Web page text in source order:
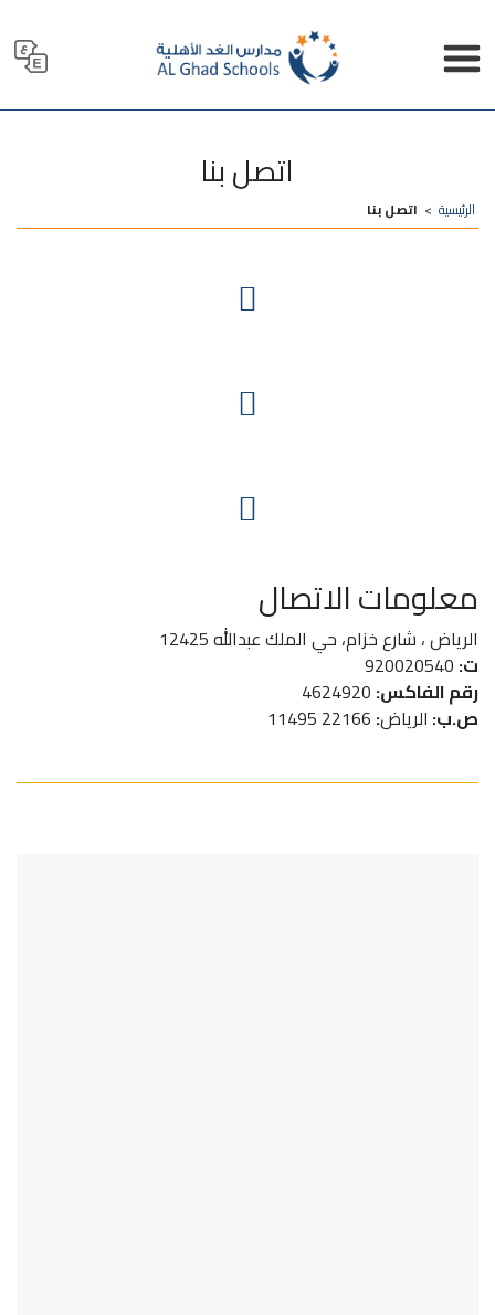
اتصل بنا
الرئيسية > اتصل بنا
معلومات الاتصال
الرياض ، شارع خزام، حي الملك عبدالله 12425
ت:
رقم الفاكس:
4624920
ص.ب: الرياض:
22166 11495